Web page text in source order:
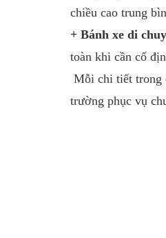
chiều cao trung
+ Bánh xe di
toàn khi cần cố
Mỗi chi tiết trong
trường phục vụ